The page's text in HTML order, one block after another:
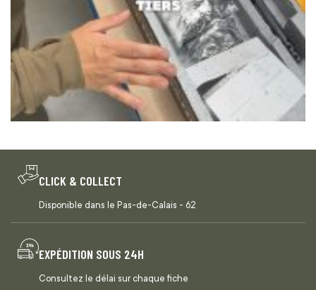
CLICK & COLLECT
Disponible dans le Pas-de-Calais - 62
EXPÉDITION SOUS 24H
Consultez le délai sur chaque fiche